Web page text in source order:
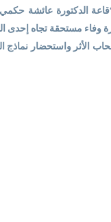
الدكتورة عائشة
وفاء مستحقة تجاه إحدى
الأثر واستحضار